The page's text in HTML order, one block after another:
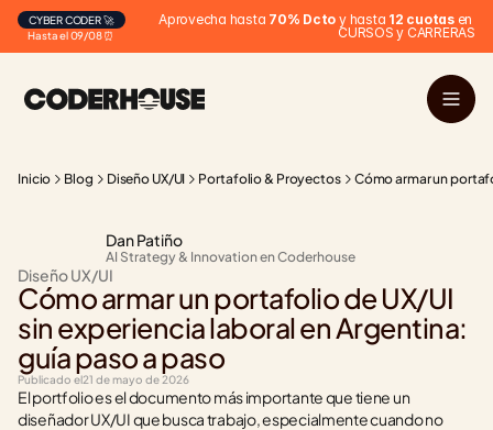
Hasta el 09/08 ⏰
CYBER CODER 🚀 Aprovecha hasta 70% Dcto y hasta 12 cuotas en
CURSOS y CARRERAS
Inicio Blog Diseño UX/UI Portafolio & Proyectos Cómo armar un
Dan Patiño
AI Strategy & Innovation en Coderhouse
Diseño UX/UI
Cómo armar un portafolio de UX/UI
sin experiencia laboral en Argentina:
guía paso a paso
Publicado el21 de mayo de 2026
El portfolio es el documento más importante que tiene un
diseñador UX/UI que busca trabajo, especialmente cuando no